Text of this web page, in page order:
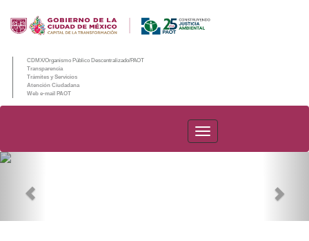
CDMX/Organismo Público Descentralizado/PAOT
Transparencia
Trámites y Servicios
Atención Ciudadana
Web e-mail PAOT
PAOT